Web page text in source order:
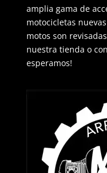
amplia gama de
motocicletas
motos son
nuestra tienda o
esperamos!